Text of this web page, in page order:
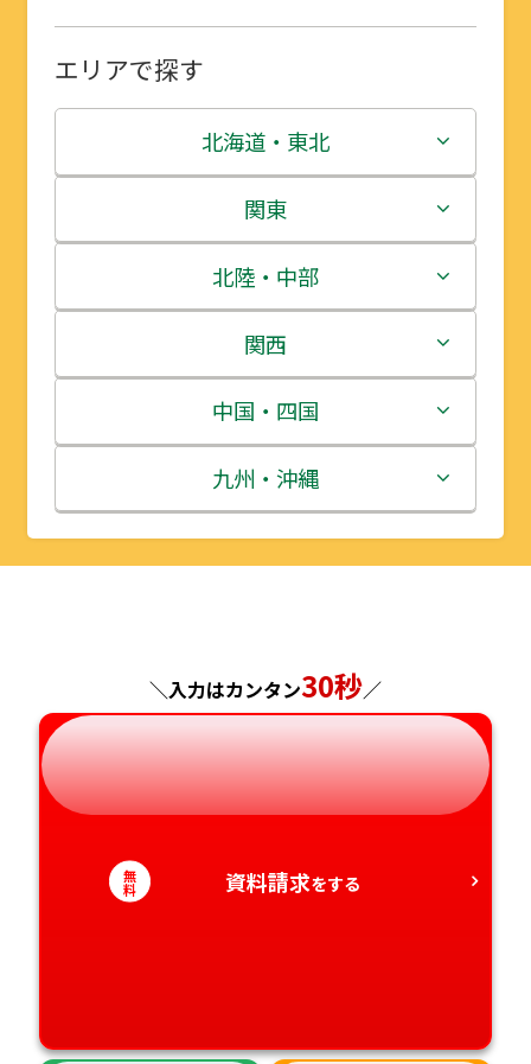
エリアで探す
北海道・東北
北海道
青森県
岩手県
宮城県
秋田県
山形県
関東
茨城県
栃木県
群馬県
埼玉県
千葉県
神奈川県
北陸・中部
新潟県
富山県
石川県
福井県
岐阜県
静岡県
愛知県
関西
三重県
滋賀県
京都府
奈良県
和歌山県
中国・四国
鳥取県
島根県
広島県
山口県
徳島県
香川県
九州・沖縄
福岡県
長崎県
熊本県
大分県
宮崎県
＼入力はカンタン30秒／
無
料 資料請求をする